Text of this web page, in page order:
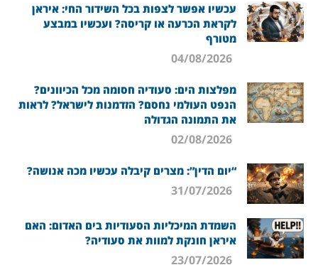
עכשיו אפשר לצפות בכל השידור החי: איראן
לקראת הכרעה או קריסה? ועכשיו במבצע
מטורף
מפלצות הים: סעודיה חסומה מכל הכיוונים?
הנפט העולמי נחסם? הזדמנות לישראל? לראות
את התמונה הגדולה
“יום הדין”: מצרים קיבלה עכשיו מכה אנושה?
השמדת המיכליות הסעודיות בים האדום: האם
איראן חונקת למוות את סעודיה?